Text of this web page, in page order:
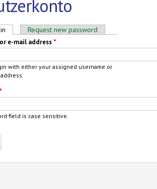
tabs
(active tab)Request new password
e-mail address *
with either your assigned username or
*
field is case sensitive.